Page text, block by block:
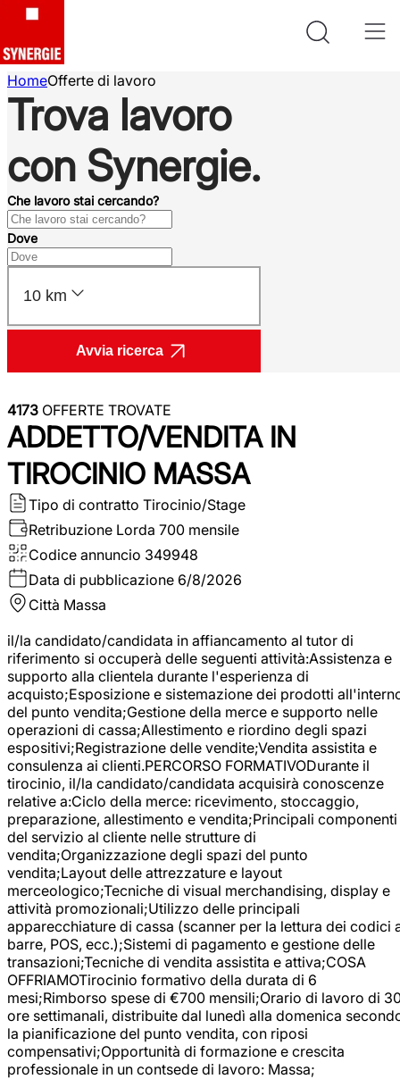
HomeOfferte di lavoro
Trova lavoro
con Synergie.
Che lavoro stai cercando?
Dove
10 km
Avvia ricerca
4173 OFFERTE TROVATE
ADDETTO/VENDITA IN
TIROCINIO MASSA
Tipo di contratto Tirocinio/Stage
Retribuzione Lorda 700 mensile
Codice annuncio 349948
Data di pubblicazione 6/8/2026
Città Massa
il/la candidato/candidata in affiancamento al tutor di
riferimento si occuperà delle seguenti attività:Assistenza e
supporto alla clientela durante l'esperienza di
acquisto;Esposizione e sistemazione dei prodotti
del punto vendita;Gestione della merce e supporto nelle
operazioni di cassa;Allestimento e riordino degli spazi
espositivi;Registrazione delle vendite;Vendita assistita e
consulenza ai clienti.PERCORSO FORMATIVODurante il
tirocinio, il/la candidato/candidata acquisirà conoscenze
relative a:Ciclo della merce: ricevimento, stoccaggio,
preparazione, allestimento e vendita;Principali componenti
del servizio al cliente nelle strutture di
vendita;Organizzazione degli spazi del punto
vendita;Layout delle attrezzature e layout
merceologico;Tecniche di visual merchandising, display e
attività promozionali;Utilizzo delle principali
apparecchiature di cassa (scanner per la lettura dei codici
barre, POS, ecc.);Sistemi di pagamento e gestione delle
transazioni;Tecniche di vendita assistita e attiva;COSA
OFFRIAMOTirocinio formativo della durata di 6
mesi;Rimborso spese di €700 mensili;Orario di lavoro di
ore settimanali, distribuite dal lunedì alla domenica
la pianificazione del punto vendita, con riposi
compensativi;Opportunità di formazione e crescita
professionale in un contsede di lavoro: Massa;